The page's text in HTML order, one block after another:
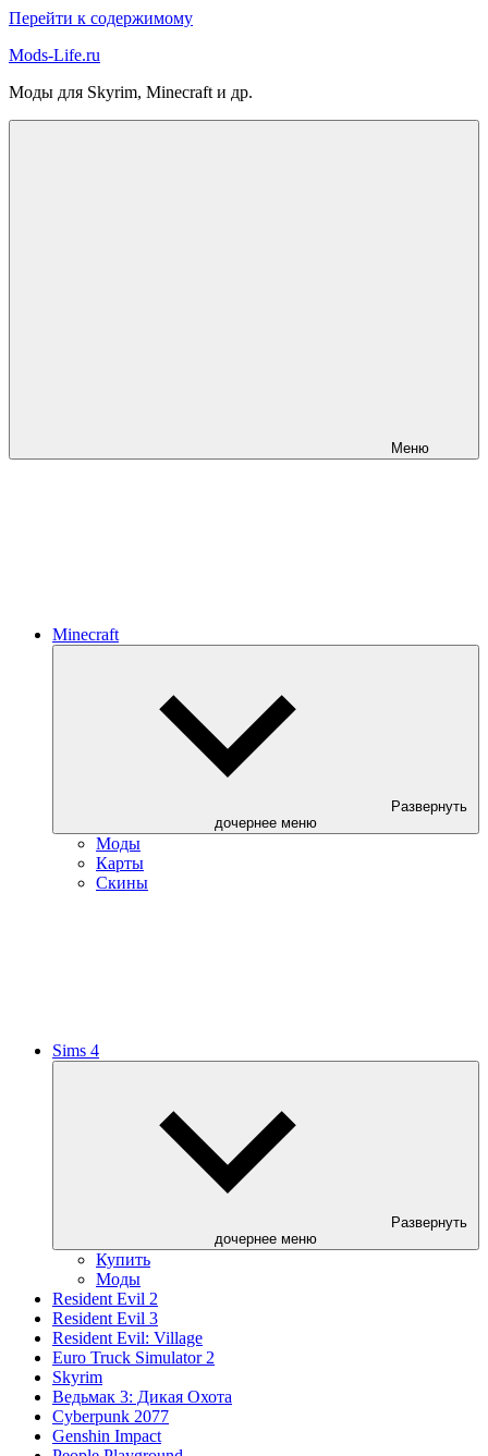
Перейти к содержимому
Mods-Life.ru
Моды для Skyrim, Minecraft и др.
Меню
Minecraft
Развернуть
дочернее меню
Моды
Карты
Скины
Sims 4
Развернуть
дочернее меню
Купить
Моды
Resident Evil 2
Resident Evil 3
Resident Evil: Village
Euro Truck Simulator 2
Skyrim
Ведьмак 3: Дикая Охота
Cyberpunk 2077
Genshin Impact